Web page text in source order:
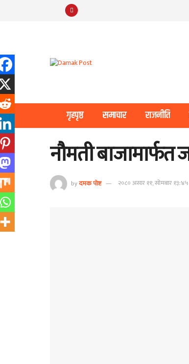
गृहपृष्ठ समाचार राजनीति
नौमती बाजामार्फत
byदमक पोष्ट २०८० असार ११, सोमबार १३:४५